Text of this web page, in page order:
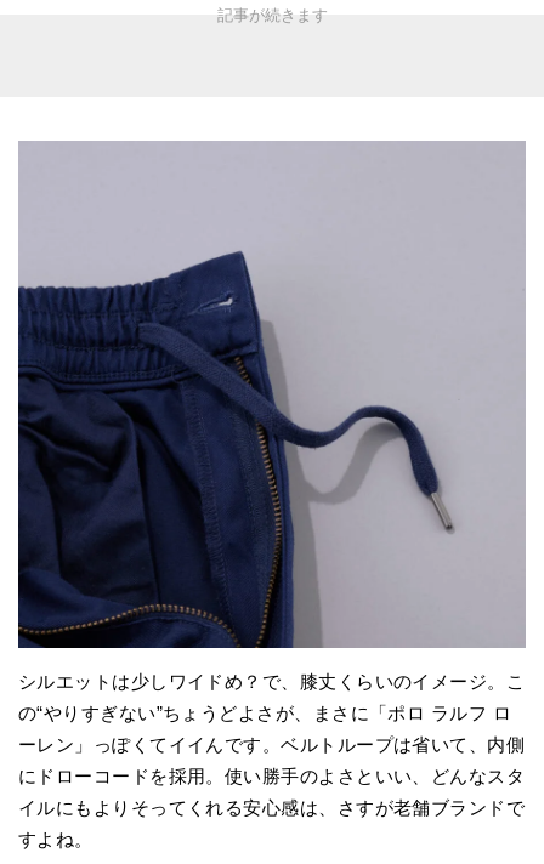
シルエットは少しワイドめ？で、膝丈くらいのイメージ。こ
の“やりすぎない”ちょうどよさが、まさに「ポロ ラルフ ロ
ーレン」っぽくてイイんです。ベルトループは省いて、内側
にドローコードを採用。使い勝手のよさといい、どんなスタ
イルにもよりそってくれる安心感は、さすが老舗ブランドで
すよね。